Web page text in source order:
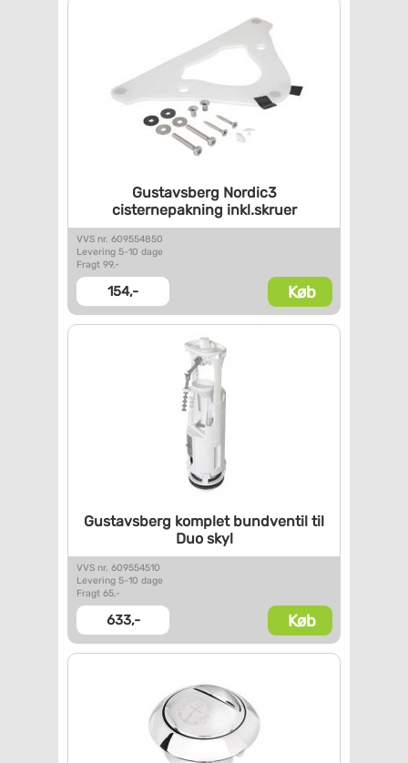
Gustavsberg Nordic3
cisternepakning inkl.skruer
VVS nr. 609554850
Levering 5-10 dage
Fragt 99,-
154,- Køb
Gustavsberg komplet bundventil til
Duo skyl
VVS nr. 609554510
Levering 5-10 dage
Fragt 65,-
633,- Køb